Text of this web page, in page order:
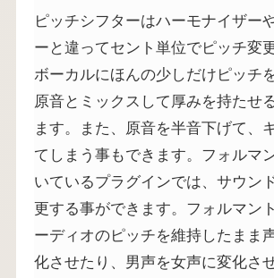
ピッチシフターはハーモナイザー
ーと違ってセント単位でピッチ変
ボーカルにほんの少しだけピッチ
原音とミックスして厚みを持たせ
ます。また、原音を半音下げて、
てしまう事もできます。フォルマ
いているプラグインでは、サウン
更する事ができます。フォルマン
ーディオのピッチを維持したまま
化させたり、男声を女声に変化さ